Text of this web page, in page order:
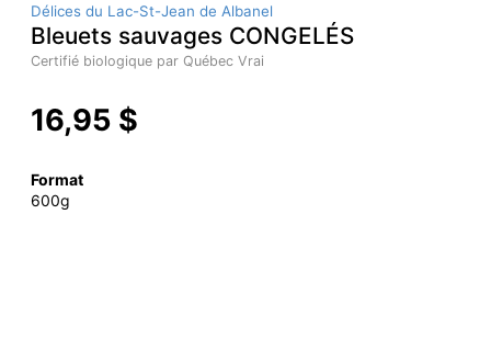
Délices du Lac-St-Jean de Albanel
Bleuets sauvages CONGELÉS
Certifié biologique par Québec Vrai
16,95 $
Format
600g